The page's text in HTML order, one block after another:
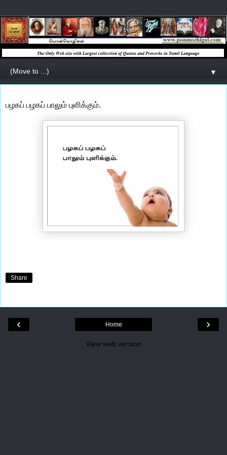
▼
பழகப் பழகப் பாலும் புளிக்கும்.
Share
‹ ›
Home
View web version